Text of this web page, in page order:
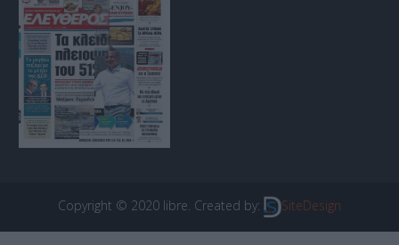
Copyright © 2020 libre. Created by: SiteDesign